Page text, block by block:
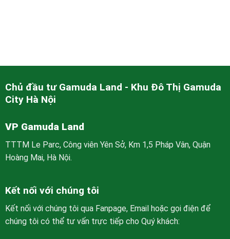
Chủ đầu tư Gamuda Land - Khu Đô Thị Gamuda
City Hà Nội
VP Gamuda Land
TTTM Le Parc, Công viên Yên Sở, Km 1,5 Pháp Vân, Quận
Hoàng Mai, Hà Nội.
Kết nối với chúng tôi
Kết nối với chúng tôi qua Fanpage, Email hoặc gọi điện để
chúng tôi có thể tư vấn trực tiếp cho Quý khách: